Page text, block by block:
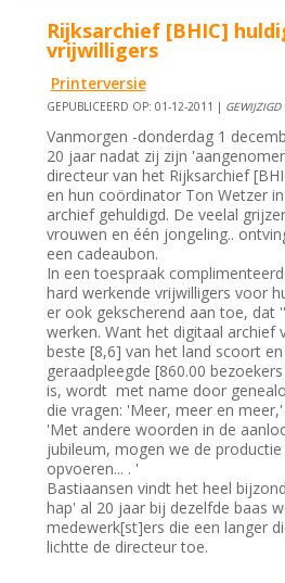
Rijksarchief [BHIC]
vrijwilligers
Printerversie
GEPUBLICEERD OP: 01-12-2011 |
Vanmorgen -donderdag 1
20 jaar nadat zij zijn
directeur van het Rijksarchief
en hun coördinator Ton Wetzer
archief gehuldigd. De veelal
vrouwen en één jongeling..
een cadeaubon.
In een toespraak
hard werkende vrijwilligers voor
er ook gekscherend aan toe, dat
werken. Want het digitaal archief
beste [8,6] van het land scoort
geraadpleegde [860.00
is, wordt met name door
die vragen: 'Meer, meer en
'Met andere woorden in de
jubileum, mogen we de
opvoeren... . '
Bastiaansen vindt het heel
hap' al 20 jaar bij dezelfde baas
medewerk[st]ers die een langer
lichtte de directeur toe.